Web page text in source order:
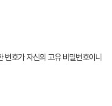
호가 자신의 고유 비밀번호이니